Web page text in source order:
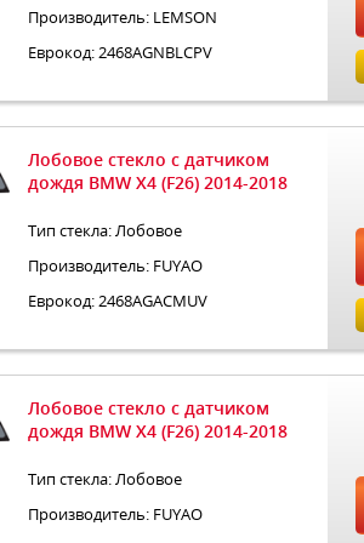
Производитель: LEMSON
Еврокод: 2468AGNBLCPV
Лобовое стекло с датчиком
дождя BMW X4 (F26) 2014-2018
Тип стекла: Лобовое
Производитель: FUYAO
Еврокод: 2468AGACMUV
Лобовое стекло с датчиком
дождя BMW X4 (F26) 2014-2018
Тип стекла: Лобовое
Производитель: FUYAO